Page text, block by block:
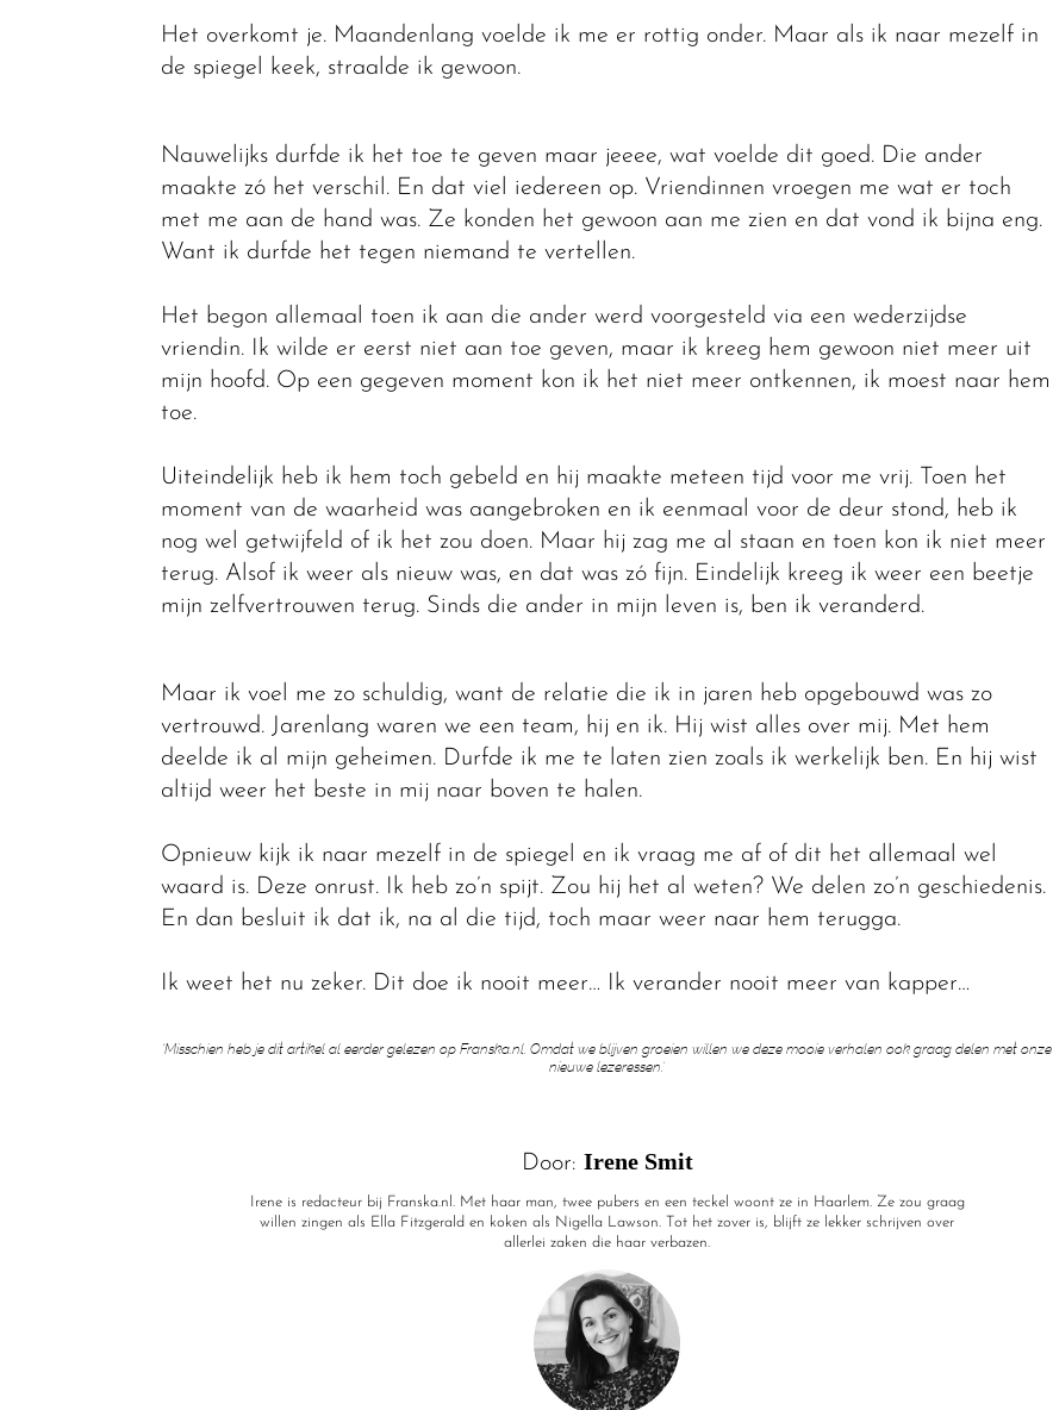
Het overkomt je. Maandenlang voelde ik me er rottig onder. Maar als ik naar mezelf in
de spiegel keek, straalde ik gewoon.
Nauwelijks durfde ik het toe te geven maar jeeee, wat voelde dit goed. Die ander
maakte zó het verschil. En dat viel iedereen op. Vriendinnen vroegen me wat er toch
met me aan de hand was. Ze konden het gewoon aan me zien en dat vond ik bijna eng.
Want ik durfde het tegen niemand te vertellen.
Het begon allemaal toen ik aan die ander werd voorgesteld via een wederzijdse
vriendin. Ik wilde er eerst niet aan toe geven, maar ik kreeg hem gewoon niet meer uit
mijn hoofd. Op een gegeven moment kon ik het niet meer ontkennen, ik moest naar hem
toe.
Uiteindelijk heb ik hem toch gebeld en hij maakte meteen tijd voor me vrij. Toen het
moment van de waarheid was aangebroken en ik eenmaal voor de deur stond, heb ik
nog wel getwijfeld of ik het zou doen. Maar hij zag me al staan en toen kon ik niet meer
terug. Alsof ik weer als nieuw was, en dat was zó fijn. Eindelijk kreeg ik weer een beetje
mijn zelfvertrouwen terug. Sinds die ander in mijn leven is, ben ik veranderd.
Maar ik voel me zo schuldig, want de relatie die ik in jaren heb opgebouwd was zo
vertrouwd. Jarenlang waren we een team, hij en ik. Hij wist alles over mij. Met hem
deelde ik al mijn geheimen. Durfde ik me te laten zien zoals ik werkelijk ben. En hij wist
altijd weer het beste in mij naar boven te halen.
Opnieuw kijk ik naar mezelf in de spiegel en ik vraag me af of dit het allemaal wel
waard is. Deze onrust. Ik heb zo’n spijt. Zou hij het al weten? We delen zo’n geschiedenis.
En dan besluit ik dat ik, na al die tijd, toch maar weer naar hem terugga.
Ik weet het nu zeker. Dit doe ik nooit meer… Ik verander nooit meer van kapper…
‘Misschien heb je dit artikel al eerder gelezen op Franska.nl. Omdat we blijven groeien willen we deze mooie verhalen ook graag delen met onze
nieuwe lezeressen.’
Door: Irene Smit
Irene is redacteur bij Franska.nl. Met haar man, twee pubers en een teckel woont ze in Haarlem. Ze zou graag
willen zingen als Ella Fitzgerald en koken als Nigella Lawson. Tot het zover is, blijft ze lekker schrijven over
allerlei zaken die haar verbazen.